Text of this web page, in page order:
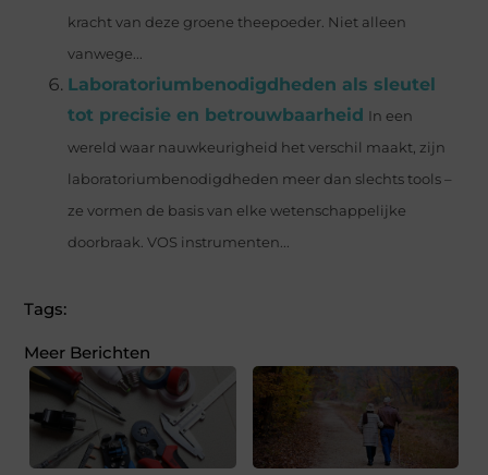
kracht van deze groene theepoeder. Niet alleen
vanwege...
Laboratoriumbenodigdheden als sleutel
tot precisie en betrouwbaarheid In een
wereld waar nauwkeurigheid het verschil maakt, zijn
laboratoriumbenodigdheden meer dan slechts tools –
ze vormen de basis van elke wetenschappelijke
doorbraak. VOS instrumenten...
Tags:
Meer Berichten